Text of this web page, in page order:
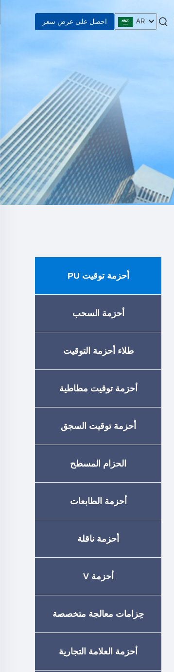
AR احصل على عرض سعر
أحزمة توقيت PU
أحزمة السحب
طلاء أحزمة التوقيت
أحزمة توقيت مطاطية
أحزمة توقيت السجق
الحزام المسطح
أحزمة الطابعات
أحزمة ناقلة
أحزمة V
حِزامات معالجة متخصصة
أحزمة العلامة التجارية